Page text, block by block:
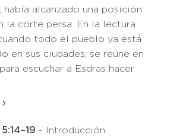
había alcanzado una posición
la corte persa. En la lectura
todo el pueblo ya está
en sus ciudades, se reúne en
escuchar a Esdras hacer
- Introducción